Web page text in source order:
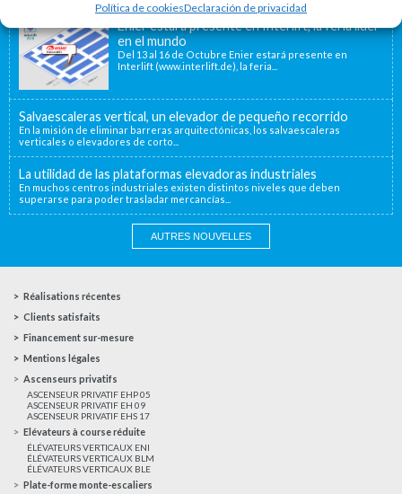
Política de cookiesDeclaración de privacidad
Enier estará presente en Interlift, la feria líder
en el mundo
Del 13 al 16 de Octubre Enier estará presente en
Interlift (www.interlift.de), la feria...
Salvaescaleras vertical, un elevador de pequeño recorrido
En la misión de eliminar barreras arquitectónicas, los salvaescaleras
verticales o elevadores de corto...
La utilidad de las plataformas elevadoras industriales
En muchos centros industriales existen distintos niveles que deben
superarse para poder trasladar mercancías...
AUTRES NOUVELLES
Réalisations récentes
Clients satisfaits
Financement sur-mesure
Mentions légales
Ascenseurs privatifs
ASCENSEUR PRIVATIF EHP 05
ASCENSEUR PRIVATIF EH 09
ASCENSEUR PRIVATIF EHS 17
Elévateurs à course réduite
ÉLÉVATEURS VERTICAUX ENI
ÉLÉVATEURS VERTICAUX BLM
ÉLÉVATEURS VERTICAUX BLE
Plate-forme monte-escaliers